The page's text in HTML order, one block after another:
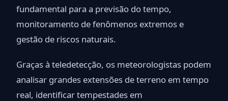
fundamental para a previsão do tempo,
monitoramento de fenômenos extremos e
gestão de riscos naturais.
Graças à teledetecção, os meteorologistas podem
analisar grandes extensões de terreno em tempo
real, identificar tempestades em